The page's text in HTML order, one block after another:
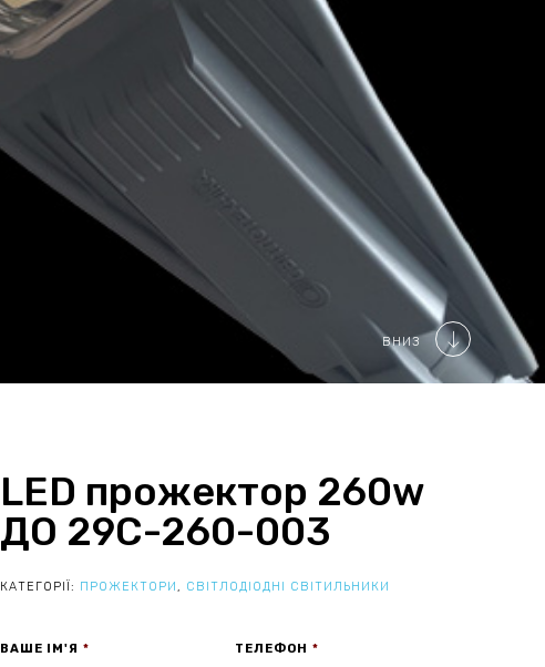
ВНИЗ
LED прожектор 260w
ДО 29С-260-003
КАТЕГОРІЇ: ПРОЖЕКТОРИ СВІТЛОДІОДНІ СВІТИЛЬНИКИ
ВАШЕ ІМ'Я * ТЕЛЕФОН *